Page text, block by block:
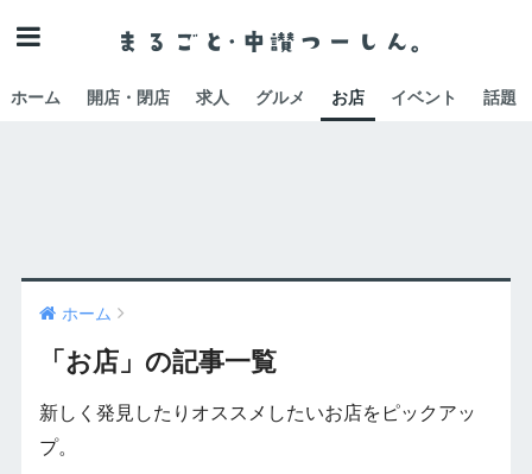
ホーム 開店・閉店 求人 グルメ お店 イベント 話題
ホーム
「お店」の記事一覧
新しく発見したりオススメしたいお店をピックアッ
プ。